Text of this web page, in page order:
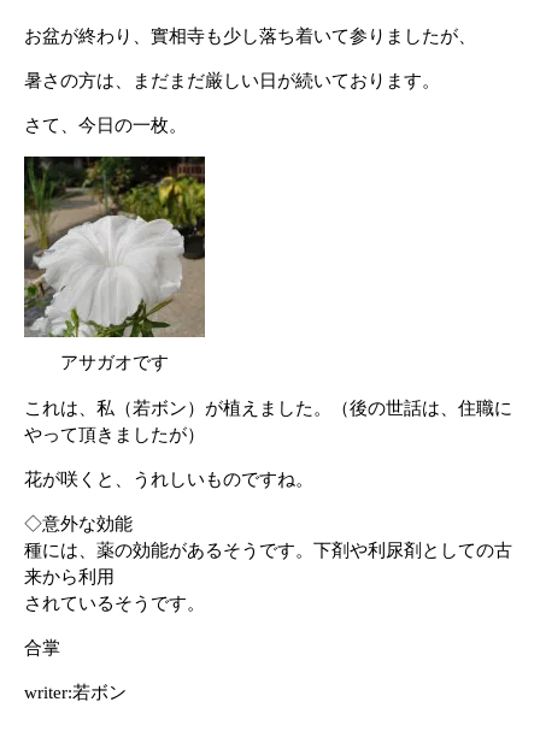
お盆が終わり、實相寺も少し落ち着いて参りましたが、
暑さの方は、まだまだ厳しい日が続いております。
さて、今日の一枚。
アサガオです
これは、私（若ボン）が植えました。（後の世話は、住職に
やって頂きましたが）
花が咲くと、うれしいものですね。
◇意外な効能
種には、薬の効能があるそうです。下剤や利尿剤としての古
来から利用
されているそうです。
合掌
writer:若ボン